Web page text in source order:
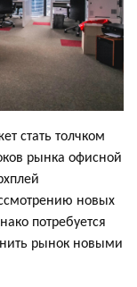
стать толчком
рынка офисной
новых
потребуется
рынок новыми